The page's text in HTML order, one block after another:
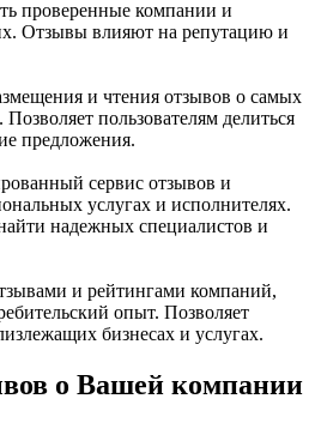
проверенные компании и
Отзывы влияют на репутацию и
и чтения отзывов о самых
пользователям делиться
предложения.
сервис отзывов и
услугах и исполнителях.
надежных специалистов и
и рейтингами компаний,
опыт. Позволяет
бизнесах и услугах.
о Вашей компании